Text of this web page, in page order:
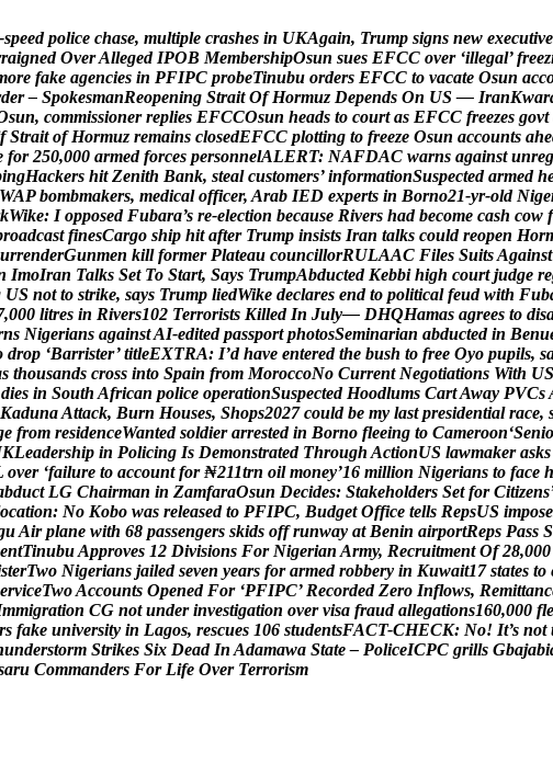
-speed police chase, multiple crashes in UKAgain, Trump signs new executive
raigned OverAlleged IPOB MembershipOsun sues EFCC over ‘illegal’ freez
ore fake agencies in PFIPC probeTinubu orders EFCC to vacate Osun acc
der – SpokesmanReopening Strait Of Hormuz Depends On US — IranKwar
sun, commissioner replies EFCCOsun heads to court as EFCC freezes govt
f Strait of Hormuz remains closedEFCC plotting to freeze Osun accounts ahe
for 250,000 armed forces personnelALERT: NAFDAC warns against unreg
ingHackers hit Zenith Bank, steal customers’ informationSuspected armed h
WAP bombmakers, medical officer, Arab IED experts in Borno21-yr-old Nige
kWike: I opposed Fubara’s re-election because Rivers had become cash cow f
roadcast finesCargo ship hit after Trump insists Iran talks could reopen Hor
urrenderGunmen kill former Plateau councillorRULAAC Files SuitsAgainst
ImoIran Talks Set To Start, Says TrumpAbducted Kebbi high court judge re
US not to strike, says Trump liedWike declares end to political feud with Fub
,000 litres in Rivers102 Terrorists Killed In July— DHQHamas agrees to dis
ns Nigerians againstAI-edited passport photosSeminarian abducted in Benu
drop ‘Barrister’ titleEXTRA: I’d have entered the bush to free Oyo pupils, s
s thousands cross into Spain from MoroccoNo Current Negotiations With US
dies in South African police operationSuspected Hoodlums CartAway PVCs
KadunaAttack, Burn Houses, Shops2027 could be my last presidential race,
e from residenceWanted soldier arrested in Borno fleeing to Cameroon‘Senio
KLeadership in Policing Is Demonstrated Through ActionUS lawmaker asks
over ‘failure to account for ₦211trn oil money’16 million Nigerians to face h
bduct LG Chairman in ZamfaraOsun Decides: Stakeholders Set for Citizens’
ocation: No Kobo was released to PFIPC, Budget Office tells RepsUS impose
uAir plane with 68 passengers skids off runway at Benin airportReps Pass S
entTinubuApproves 12 Divisions For Nigerian Army, Recruitment Of 28,000
sterTwo Nigerians jailed seven years for armed robbery in Kuwait17 states to
erviceTwoAccounts Opened For ‘PFIPC’ Recorded Zero Inflows, Remittanc
mmigration CG not under investigation over visa fraud allegations160,000 fle
rs fake university in Lagos, rescues 106 studentsFACT-CHECK: No! It’s not
understorm Strikes Six Dead In Adamawa State – PoliceICPC grills Gbajabi
aru Commanders For Life Over Terrorism